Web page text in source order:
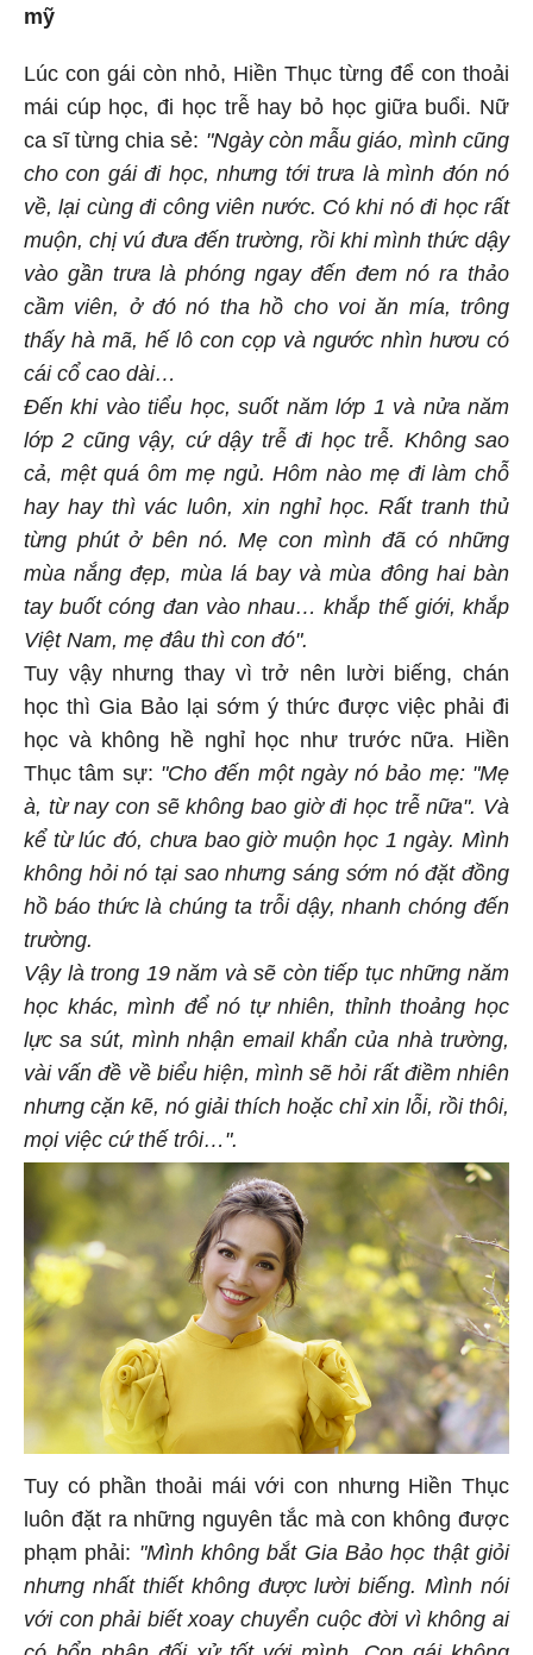
mỹ
Lúc con gái còn nhỏ, Hiền Thục từng để con thoải
mái cúp học, đi học trễ hay bỏ học giữa buổi. Nữ
ca sĩ từng chia sẻ: "Ngày còn mẫu giáo, mình cũng
cho con gái đi học, nhưng tới trưa là mình đón nó
về, lại cùng đi công viên nước. Có khi nó đi học rất
muộn, chị vú đưa đến trường, rồi khi mình thức dậy
vào gần trưa là phóng ngay đến đem nó ra thảo
cầm viên, ở đó nó tha hồ cho voi ăn mía, trông
thấy hà mã, hế lô con cọp và ngước nhìn hươu có
cái cổ cao dài…
Đến khi vào tiểu học, suốt năm lớp 1 và nửa năm
lớp 2 cũng vậy, cứ dậy trễ đi học trễ. Không sao
cả, mệt quá ôm mẹ ngủ. Hôm nào mẹ đi làm chỗ
hay hay thì vác luôn, xin nghỉ học. Rất tranh thủ
từng phút ở bên nó. Mẹ con mình đã có những
mùa nắng đẹp, mùa lá bay và mùa đông hai bàn
tay buốt cóng đan vào nhau… khắp thế giới, khắp
Việt Nam, mẹ đâu thì con đó".
Tuy vậy nhưng thay vì trở nên lười biếng, chán
học thì Gia Bảo lại sớm ý thức được việc phải đi
học và không hề nghỉ học như trước nữa. Hiền
Thục tâm sự: "Cho đến một ngày nó bảo mẹ: "Mẹ
à, từ nay con sẽ không bao giờ đi học trễ nữa". Và
kể từ lúc đó, chưa bao giờ muộn học 1 ngày. Mình
không hỏi nó tại sao nhưng sáng sớm nó đặt đồng
hồ báo thức là chúng ta trỗi dậy, nhanh chóng đến
trường.
Vậy là trong 19 năm và sẽ còn tiếp tục những năm
học khác, mình để nó tự nhiên, thỉnh thoảng học
lực sa sút, mình nhận email khẩn của nhà trường,
vài vấn đề về biểu hiện, mình sẽ hỏi rất điềm nhiên
nhưng cặn kẽ, nó giải thích hoặc chỉ xin lỗi, rồi thôi,
mọi việc cứ thế trôi…".
Tuy có phần thoải mái với con nhưng Hiền Thục
luôn đặt ra những nguyên tắc mà con không được
phạm phải: "Mình không bắt Gia Bảo học thật giỏi
nhưng nhất thiết không được lười biếng. Mình nói
với con phải biết xoay chuyển cuộc đời vì không ai
có bổn phận đối xử tốt với mình. Con gái không